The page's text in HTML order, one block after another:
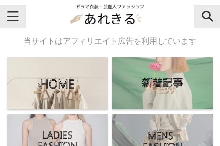
＼芸能人名・ドラマ名で検索♪／
気になるドラマ名や芸能人名でおし
ゃれなドラマ衣装・ファッションを
チェックしてね♪
当サイトはアフィリエイト広告を利用しています